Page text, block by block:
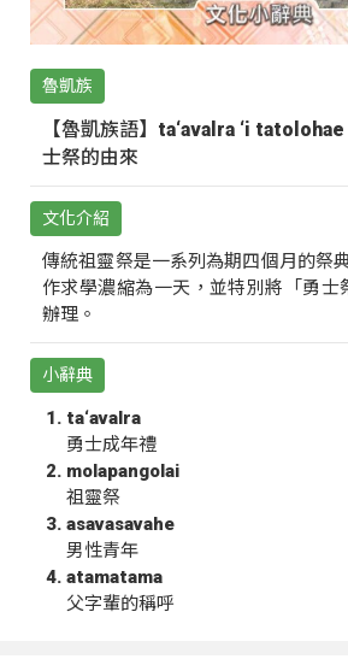
魯凱族
【魯凱族語】ta‘avalra ‘i
士祭的由來
文化介紹
傳統祖靈祭是一系列為期四個月的祭
作求學濃縮為一天，並特別將「勇士
辦理。
小辭典
ta‘avalra
勇士成年禮
molapangolai
祖靈祭
asavasavahe
男性青年
atamatama
父字輩的稱呼